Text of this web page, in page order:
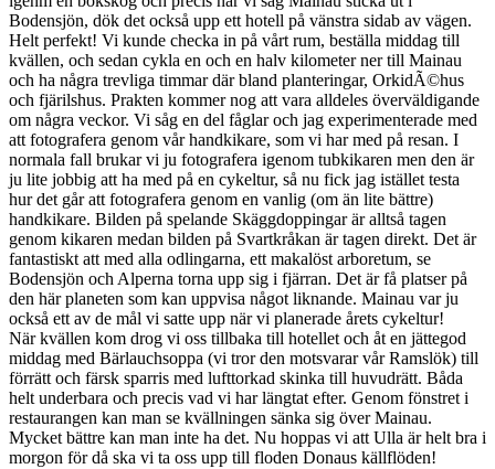
Bodensjön, dök det också upp ett hotell på vänstra sidab av vägen.
Helt perfekt! Vi kunde checka in på vårt rum, beställa middag till
kvällen, och sedan cykla en och en halv kilometer ner till Mainau
och ha några trevliga timmar där bland planteringar, OrkidÃ©hus
och fjärilshus. Prakten kommer nog att vara alldeles överväldigande
om några veckor. Vi såg en del fåglar och jag experimenterade med
att fotografera genom vår handkikare, som vi har med på resan. I
normala fall brukar vi ju fotografera igenom tubkikaren men den är
ju lite jobbig att ha med på en cykeltur, så nu fick jag istället testa
hur det går att fotografera genom en vanlig (om än lite bättre)
handkikare. Bilden på spelande Skäggdoppingar är alltså tagen
genom kikaren medan bilden på Svartkråkan är tagen direkt. Det är
fantastiskt att med alla odlingarna, ett makalöst arboretum, se
Bodensjön och Alperna torna upp sig i fjärran. Det är få platser på
den här planeten som kan uppvisa något liknande. Mainau var ju
också ett av de mål vi satte upp när vi planerade årets cykeltur!
När kvällen kom drog vi oss tillbaka till hotellet och åt en jättegod
middag med Bärlauchsoppa (vi tror den motsvarar vår Ramslök) till
förrätt och färsk sparris med lufttorkad skinka till huvudrätt. Båda
helt underbara och precis vad vi har längtat efter. Genom fönstret i
restaurangen kan man se kvällningen sänka sig över Mainau.
Mycket bättre kan man inte ha det. Nu hoppas vi att Ulla är helt bra i
morgon för då ska vi ta oss upp till floden Donaus källflöden!